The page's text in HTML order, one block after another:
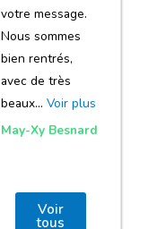
votre message.
Nous sommes
bien rentrés,
avec de très
beaux… Voir plus
May-Xy Besnard
Voir
tous